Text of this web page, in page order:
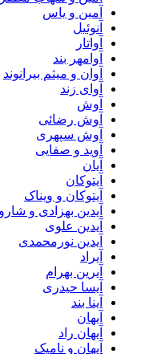
آمین و یاس
آنوئیل
آواتار
آوامهر بند
آوان و میثم بیرانوند
آوای زند
آوش
آوش رضائی
آوش سپهری
آوید و صفایی
آیان
آیتوکان
آیتوکان و ویناک
آیدین بهزادی و
آیدین علوی
آیدین نورمحمدی
آیراد
آیرین بهرام
آیسا حیدری
آینا بند
آیهان
آیهان راد
آیهان و نامیک